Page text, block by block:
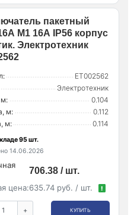
пакетный
М1 16А IP56 корпус
Электротехник
ET002562
Электротехник
0.104
м:
0.112
м:
0.114
95 шт.
14.06.2026
706.38 / шт.
цена:635.74 руб. / шт. !
+ КУПИТЬ